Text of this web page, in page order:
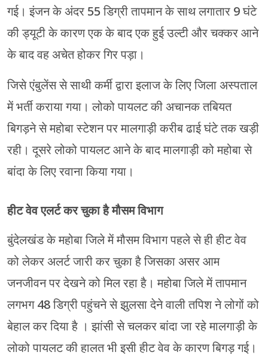
गई। इंजन के अंदर 55 डिग्री तापमान के साथ लगातार 9 घंटे
की ड्यूटी के कारण एक के बाद एक हुई उल्टी और चक्कर आने
के बाद वह अचेत होकर गिर पड़ा।
जिसे एंबुलेंस से साथी कर्मी द्वारा इलाज के लिए जिला अस्पताल
में भर्ती कराया गया। लोको पायलट की अचानक तबियत
बिगड़ने से महोबा स्टेशन पर मालगाड़ी करीब ढाई घंटे तक खड़ी
रही। दूसरे लोको पायलट आने के बाद मालगाड़ी को महोबा से
बांदा के लिए रवाना किया गया।
हीट वेव एलर्ट कर चुका है मौसम विभाग
बुंदेलखंड के महोबा जिले में मौसम विभाग पहले से ही हीट वेव
को लेकर अलर्ट जारी कर चुका है जिसका असर आम
जनजीवन पर देखने को मिल रहा है। महोबा जिले में तापमान
लगभग 48 डिग्री पहुंचने से झुलसा देने वाली तपिश ने लोगों को
बेहाल कर दिया है । झांसी से चलकर बांदा जा रहे मालगाड़ी के
लोको पायलट की हालत भी इसी हीट वेव के कारण बिगड़ गई।